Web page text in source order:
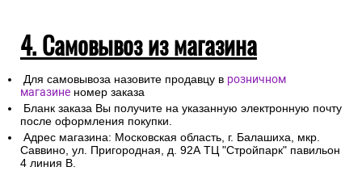
4. Самовывоз из магазина
Для самовывоза назовите продавцу в розничном
магазине номер заказа
Бланк заказа Вы получите на указанную электронную почту
после оформления покупки.
Адрес магазина: Московская область, г. Балашиха, мкр.
Саввино, ул. Пригородная, д. 92А ТЦ "Стройпарк" павильон
4 линия В.